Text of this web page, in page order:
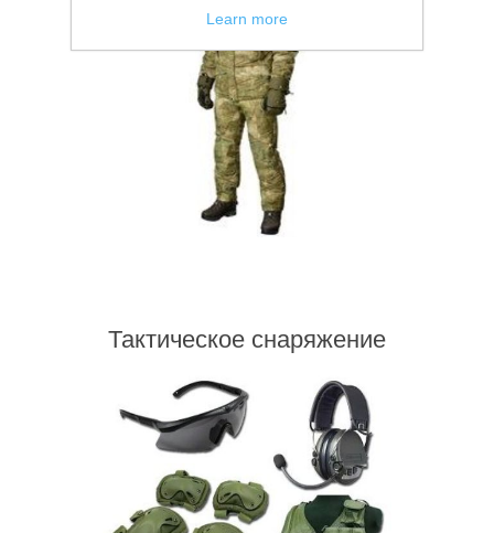
Тактическое снаряжение
Фонари
Тактическое снаряжение
Learn more